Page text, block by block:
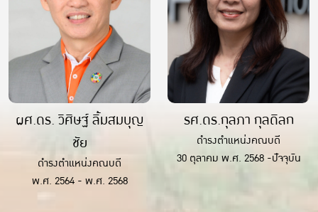
ผศ.ดร. วิศิษฐ์ ลิ้มสมบุญ
ชัย
ดำรงตำแหน่งคณบดี
พ.ศ. 2564 - พ.ศ. 2568
รศ.ดร.กุลภา กุลดิลก
ดำรงตำแหน่งคณบดี
30 ตุลาคม พ.ศ. 2568 -ปัจจุบัน